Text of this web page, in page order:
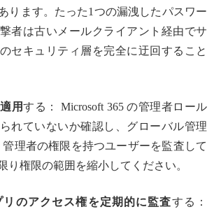
ります。たった1つの漏洩したパスワー
者は古いメールクライアント経由でサ
セキュリティ層を完全に迂回すること
用する： Microsoft 365 の管理者ロール
れていないか確認し、グローバル管理
管理者の権限を持つユーザーを監査して
り権限の範囲を縮小してください。
のアクセス権を定期的に監査する：